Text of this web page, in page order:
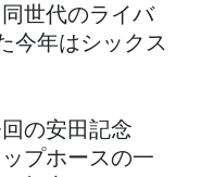
世代のライバ
今年はシックス
の安田記念
プホースの一